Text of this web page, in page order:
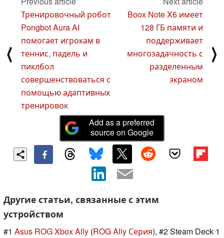
⟨
Тренировочный робот
Pongbot Aura AI
помогает игрокам в
теннис, падель и
пиклбол
совершенствоваться с
помощью адаптивных
тренировок
Boox Note X6 имеет
128 ГБ памяти и
поддерживает
многозадачность с
разделенным
экраном
⟩
Add as a preferred
source on Google
Другие статьи, связанные с этим
устройством
#1 Asus ROG Xbox Ally (ROG Ally Серия), #2 Steam Deck 1